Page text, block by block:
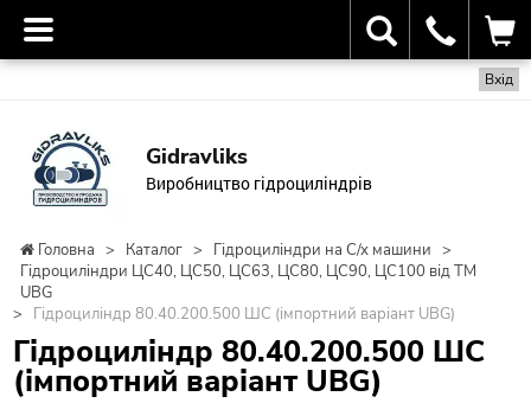
Вхід
Gidravliks
Виробництво гідроциліндрів
Головна > Каталог > Гідроциліндри на С/х машини >
Гідроциліндри ЦС40, ЦС50, ЦС63, ЦС80, ЦС90, ЦС100 від ТМ
UBG
>
Гідроциліндр 80.40.200.500 ШС (імпортний варіант UBG)
Гідроциліндр 80.40.200.500 ШС
(імпортний варіант UBG)